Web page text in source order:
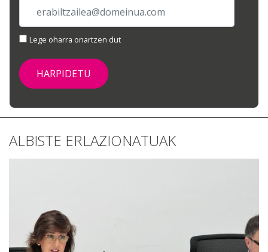
Lege oharra onartzen dut
ALBISTE ERLAZIONATUAK